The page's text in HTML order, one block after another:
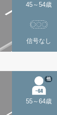
45～54歳
信号なし
55～64歳
他